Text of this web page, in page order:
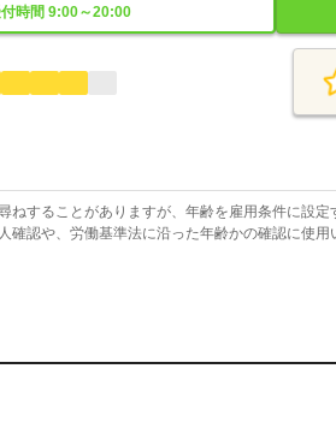
時間 9:00～20:00
ねすることがありますが、年齢を雇用条件に設定
確認や、労働基準法に沿った年齢かの確認に使用